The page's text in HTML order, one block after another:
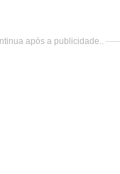
após a publicidade..